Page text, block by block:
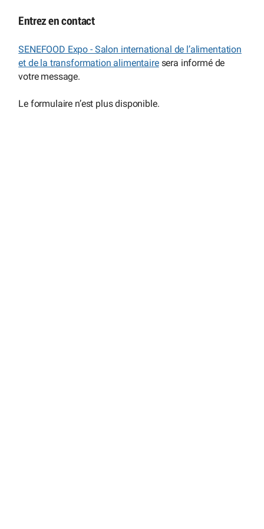
Entrez en contact
SENEFOOD Expo - Salon international de l’alimentation
et de la transformation alimentairesera informé de
votre message.
Le formulaire n’est plus disponible.